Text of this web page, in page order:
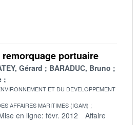
portuaire
Gérard
BARADUC, Bruno
ET DU DEVELOPPEMENT
AFFAIRES MARITIMES (IGAM)
en ligne: févr. 2012
Affaire